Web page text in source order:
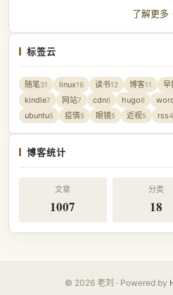
了解更
标签云
随笔31 linux16 读书12 博客11 早
kindle7 网站7 cdn6 hugo6
ubuntu5 疫情5 眼镜5 近视5 rss4
博客统计
文章
1007
分类
18
© 2026 老刘 · Powered by